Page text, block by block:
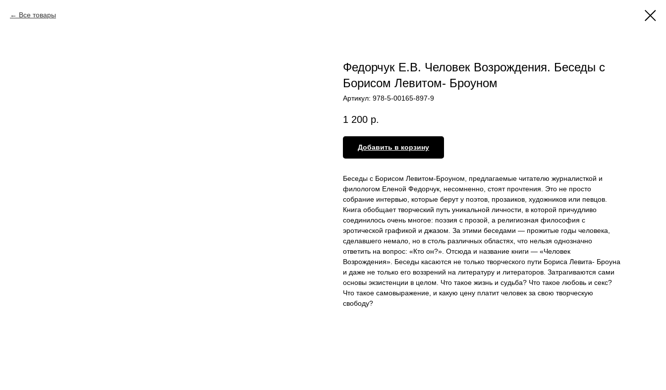
Все товары
Федорчук Е.В. Человек Возрождения. Беседы с
Борисом Левитом- Броуном
Артикул: 978-5-00165-897-9
1 200 р.
Добавить в корзину
Беседы с Борисом Левитом-Броуном, предлагаемые читателю журналисткой и
филологом Еленой Федорчук, несомненно, стоят прочтения. Это не просто
собрание интервью, которые берут у поэтов, прозаиков, художников или певцов.
Книга обобщает творческий путь уникальной личности, в которой причудливо
соединилось очень многое: поэзия с прозой, а религиозная философия с
эротической графикой и джазом. За этими беседами — прожитые годы человека,
сделавшего немало, но в столь различных областях, что нельзя однозначно
ответить на вопрос: «Кто он?». Отсюда и название книги — «Человек
Возрождения». Беседы касаются не только творческого пути Бориса Левита- Броуна
и даже не только его воззрений на литературу и литераторов. Затрагиваются сами
основы экзистенции в целом. Что такое жизнь и судьба? Что такое любовь и секс?
Что такое самовыражение, и какую цену платит человек за свою творческую
свободу?